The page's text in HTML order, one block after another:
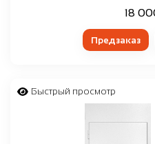
18
Предзаказ
Быстрый просмотр